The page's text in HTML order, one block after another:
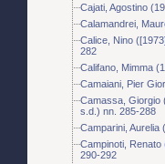
Cajati, Agostino
Calamandrei,
Calice, Nino
282
Califano, Mimma
Camaiani, Pier
Camassa, Giorgio
s.d.) nn. 285-288
Camparini, Aurelia
Campinoti, Renato
290-292